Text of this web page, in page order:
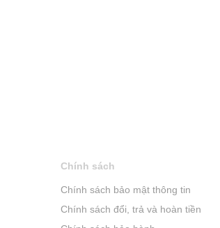
Chính sách
Chính sách bảo mật thông tin
Chính sách đổi, trả và hoàn tiền